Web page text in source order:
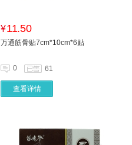
¥11.50
万通筋骨贴7cm*10cm*6贴
0 61
查看详情